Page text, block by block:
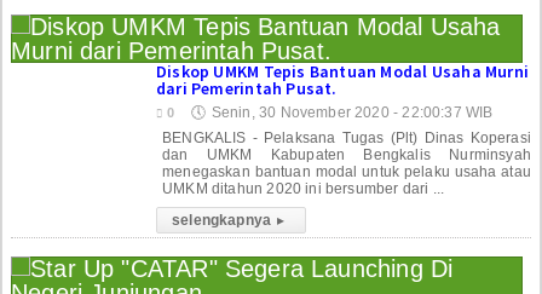
Diskop UMKM Tepis Bantuan Modal Usaha Murni
dari Pemerintah Pusat.
0 🕔 Senin, 30 November 2020 - 22:00:37 WIB
BENGKALIS - Pelaksana Tugas (Plt) Dinas Koperasi
dan UMKM Kabupaten Bengkalis Nurminsyah
menegaskan bantuan modal untuk pelaku usaha atau
UMKM ditahun 2020 ini bersumber dari ...
selengkapnya ▸